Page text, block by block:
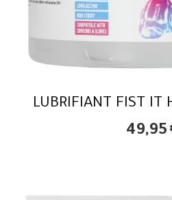
LUBRIFIANT FIST IT
49,95